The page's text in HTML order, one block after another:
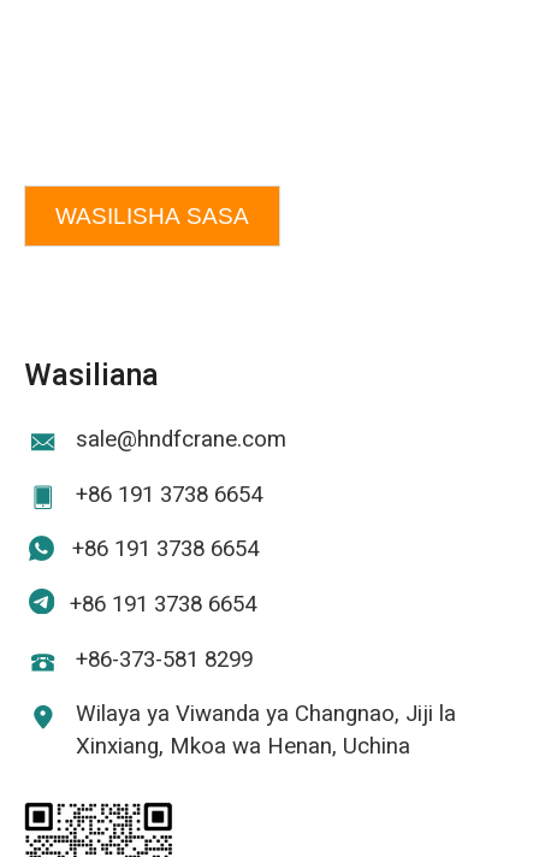
WASILISHA SASA
Wasiliana
sale@hndfcrane.com
+86 191 3738 6654
+86 191 3738 6654
+86 191 3738 6654
+86-373-581 8299
Wilaya ya Viwanda ya Changnao, Jiji la
Xinxiang, Mkoa wa Henan, Uchina